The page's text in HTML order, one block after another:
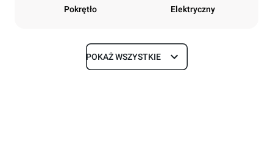
Pokrętło Elektryczny
Rozmiar
POKAŻ WSZYSTKIE